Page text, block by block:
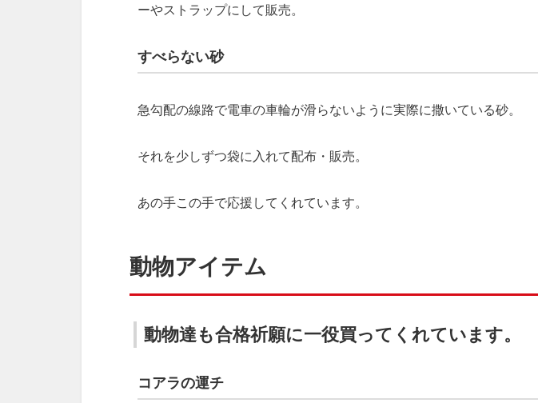
ーやストラップにして販売。
すべらない砂
急勾配の線路で電車の車輪が滑らないように実際に撒いている砂。
それを少しずつ袋に入れて配布・販売。
あの手この手で応援してくれています。
動物アイテム
動物達も合格祈願に一役買ってくれています。
コアラの運チ